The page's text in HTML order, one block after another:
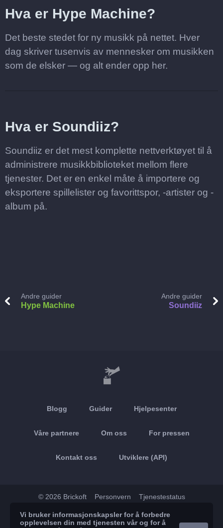
Hva er Hype Machine?
Det beste stedet for ny musikk på nettet. Hver
dag skriver tusenvis av mennesker om musikken
som de elsker — og alt ender opp her.
Hva er Soundiiz?
Soundiiz er det mest komplette nettverktøyet til å
administrere musikkbiblioteket mellom flere
tjenester. Det er en enkel måte å importere og
eksportere spillelister og favorittspor, -artister og -
album på.
Andre guider
Hype Machine
Andre guider
Soundiiz
Blogg Guider Hjelpesenter
Våre partnere Om oss For pressen
Kontakt oss Utviklere (API)
© 2026 Brickoft Personvern Tjenestestatus
App Store Google Play
Vi bruker informasjonskapsler for å forbedre
opplevelsen din med tjenesten vår og for å